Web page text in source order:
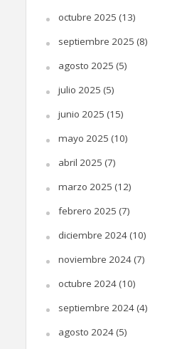
octubre 2025 (13)
septiembre 2025 (8)
agosto 2025 (5)
julio 2025 (5)
junio 2025 (15)
mayo 2025 (10)
abril 2025 (7)
marzo 2025 (12)
febrero 2025 (7)
diciembre 2024(10)
noviembre 2024(7)
octubre 2024(10)
septiembre 2024(4)
agosto 2024(5)